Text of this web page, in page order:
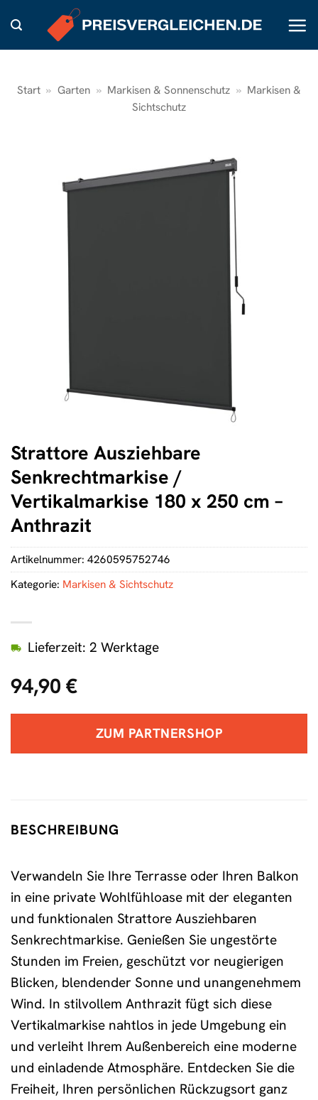
Inhalt
springen
Start » Garten » Markisen & Sonnenschutz » Markisen &
Sichtschutz
Strattore Ausziehbare
Senkrechtmarkise /
Vertikalmarkise 180 x 250 cm –
Anthrazit
94,90 €
Lieferzeit: 2 Werktage
ZUM PARTNERSHOP
Artikelnummer: 4260595752746
Kategorie: Markisen & Sichtschutz
BESCHREIBUNG
Verwandeln Sie Ihre Terrasse oder Ihren Balkon
in eine private Wohlfühloase mit der eleganten
und funktionalen Strattore Ausziehbaren
Senkrechtmarkise. Genießen Sie ungestörte
Stunden im Freien, geschützt vor neugierigen
Blicken, blendender Sonne und unangenehmem
Wind. In stilvollem Anthrazit fügt sich diese
Vertikalmarkise nahtlos in jede Umgebung ein
und verleiht Ihrem Außenbereich eine moderne
und einladende Atmosphäre. Entdecken Sie die
Freiheit, Ihren persönlichen Rückzugsort ganz